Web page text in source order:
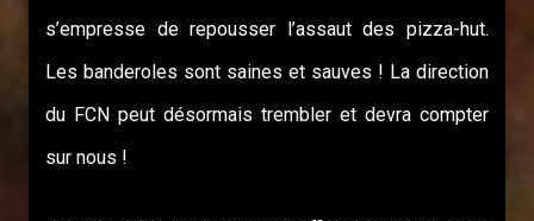
s’empresse de repousser l’assaut des pizza-hut.
Les banderoles sont saines et sauves ! La direction
du FCN peut désormais trembler et devra compter
sur nous !